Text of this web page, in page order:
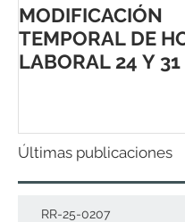
MODIFICACIÓN
TEMPORAL DE
LABORAL 24 Y 31
Últimas publicaciones
RR-25-0207